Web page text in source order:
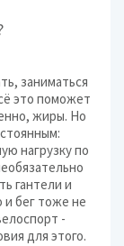
заниматься
это поможет
жиры. Но
нагрузку по
гантели и
и бег тоже не
-
для этого.